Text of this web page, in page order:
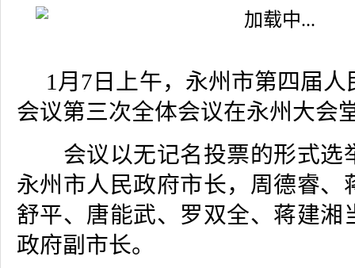
1 月 7 日 上午，永州市第四届
会议第三次全体会议在永州大会
会议以无记名投票的形式选
永州市人民政府市长，周德睿、
舒平、唐能武、罗双全、蒋建湘
政府副市长。